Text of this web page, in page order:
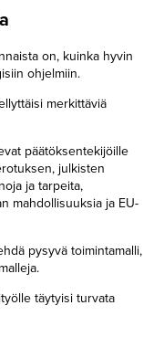
on, kuinka hyvin
ohjelmiin.
merkittäviä
päätöksentekijöille
julkisten
ja tarpeita,
mahdollisuuksia ja EU-
pysyvä toimintamalli,
täytyisi turvata